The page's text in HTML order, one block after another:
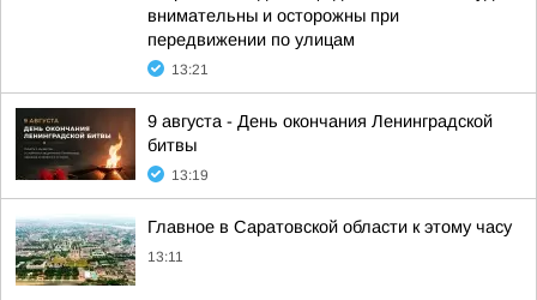
внимательны и осторожны при
передвижении по улицам
13:21
9 августа - День окончания Ленинградской
битвы
13:19
Главное в Саратовской области к этому часу
13:11